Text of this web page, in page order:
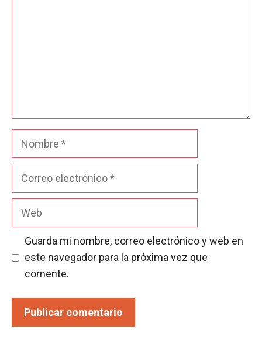
Nombre
Guarda mi nombre, correo electrónico y web en
este navegador para la próxima vez que
comente.